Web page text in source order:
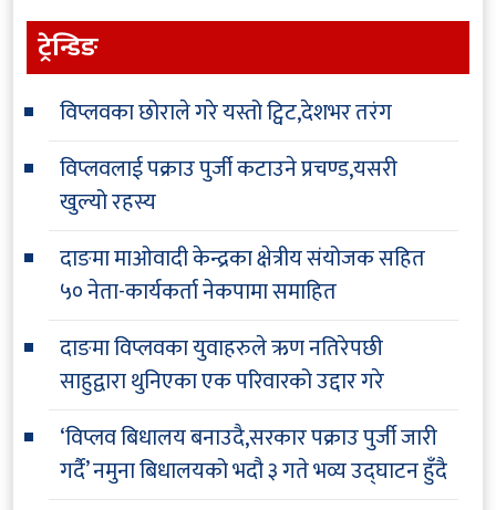
ट्रेन्डिङ
विप्लवका छोराले गरे यस्तो ट्विट,देशभर तरंग
विप्लवलाई पक्राउ पुर्जी कटाउने प्रचण्ड,यसरी
खुल्यो रहस्य
दाङमा माओवादी केन्द्रका क्षेत्रीय संयोजक सहित
५० नेता-कार्यकर्ता नेकपामा समाहित
दाङमा विप्लवका युवाहरुले ऋण नतिरेपछी
साहुद्वारा थुनिएका एक परिवारको उद्दार गरे
‘विप्लव बिधालय बनाउदै,सरकार पक्राउ पुर्जी जारी
गर्दै’ नमुना बिधालयको भदौ ३ गते भव्य उद्घाटन हुँदै